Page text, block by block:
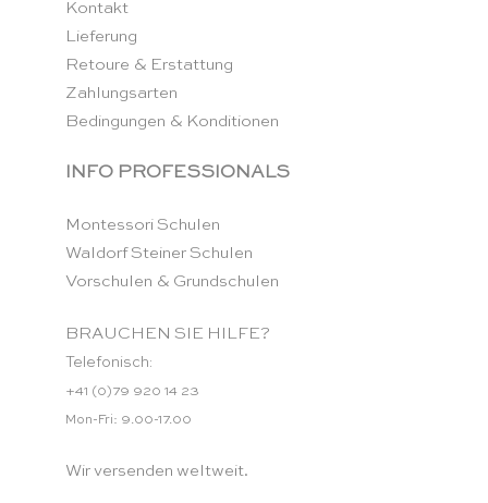
Kontakt
Lieferung
Retoure & Erstattung
Zahlungsarten
Bedingungen & Konditionen
INFO PROFESSIONALS
Montessori Schulen
Waldorf Steiner Schulen
Vorschulen & Grundschulen
BRAUCHEN SIE HILFE?
Telefonisch:
+41 (0)79 920 14 23
Mon-Fri: 9.00-17.00
Wir versenden weltweit.